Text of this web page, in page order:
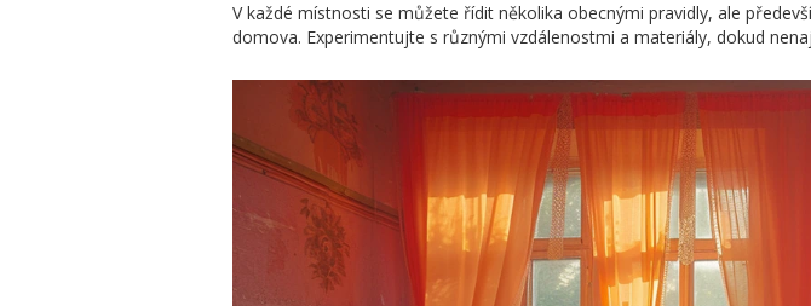
V každé místnosti se můžete řídit několika obecnými pravidly, ale
domova. Experimentujte s různými vzdálenostmi a materiály, dokud